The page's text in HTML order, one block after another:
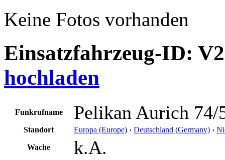
Keine Fotos vorhanden
Einsatzfahrzeug-ID:
hochladen
Funkrufname Pelikan Aurich 74/
Standort Europa (Europe) › Deutschland (Germany) ›
Wache k.A.